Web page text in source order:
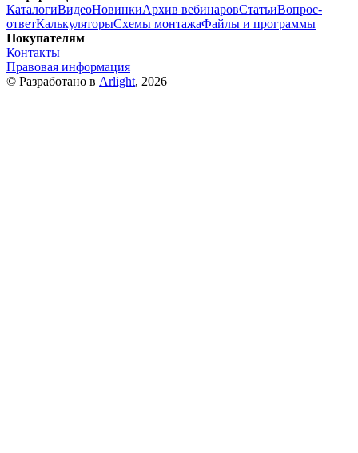
КаталогиВидеоНовинкиАрхив вебинаровСтатьиВопрос-
ответКалькуляторыСхемы монтажаФайлы и программы
Покупателям
Контакты
Правовая информация
© Разработано в Arlight, 2026